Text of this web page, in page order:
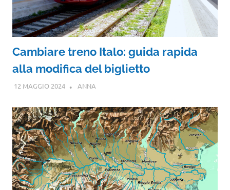
Cambiare treno Italo: guida rapida
alla modifica del biglietto
12 MAGGIO 2024 ANNA